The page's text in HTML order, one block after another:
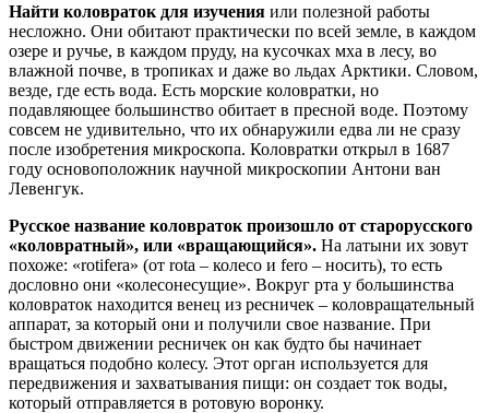
Найти коловраток для изучения или полезной работы
несложно. Они обитают практически по всей земле, в каждом
озере и ручье, в каждом пруду, на кусочках мха в лесу, во
влажной почве, в тропиках и даже во льдах Арктики. Словом,
везде, где есть вода. Есть морские коловратки, но
подавляющее большинство обитает в пресной воде. Поэтому
совсем не удивительно, что их обнаружили едва ли не сразу
после изобретения микроскопа. Коловратки открыл в 1687
году основоположник научной микроскопии Антони ван
Левенгук.
Русское название коловраток произошло от старорусского
«коловратный», или «вращающийся». На латыни их зовут
похоже: «rotifera» (от rota – колесо и fero – носить), то есть
дословно они «колесонесущие». Вокруг рта у большинства
коловраток находится венец из ресничек – коловращательный
аппарат, за который они и получили свое название. При
быстром движении ресничек он как будто бы начинает
вращаться подобно колесу. Этот орган используется для
передвижения и захватывания пищи: он создает ток воды,
который отправляется в ротовую воронку.